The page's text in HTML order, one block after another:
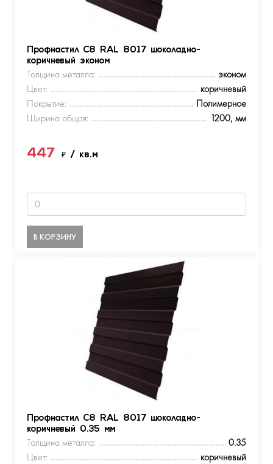
Профнастил С8 RAL 8017 шоколадно-
коричневый эконом
Толщина металла:
эконом
Цвет:
коричневый
Покрытие:
Полимерное
Ширина общая:
1200, мм
447 ₽ / кв.м
В КОРЗИНУ
Профнастил С8 RAL 8017 шоколадно-
коричневый 0.35 мм
Толщина металла:
0.35
Цвет:
коричневый